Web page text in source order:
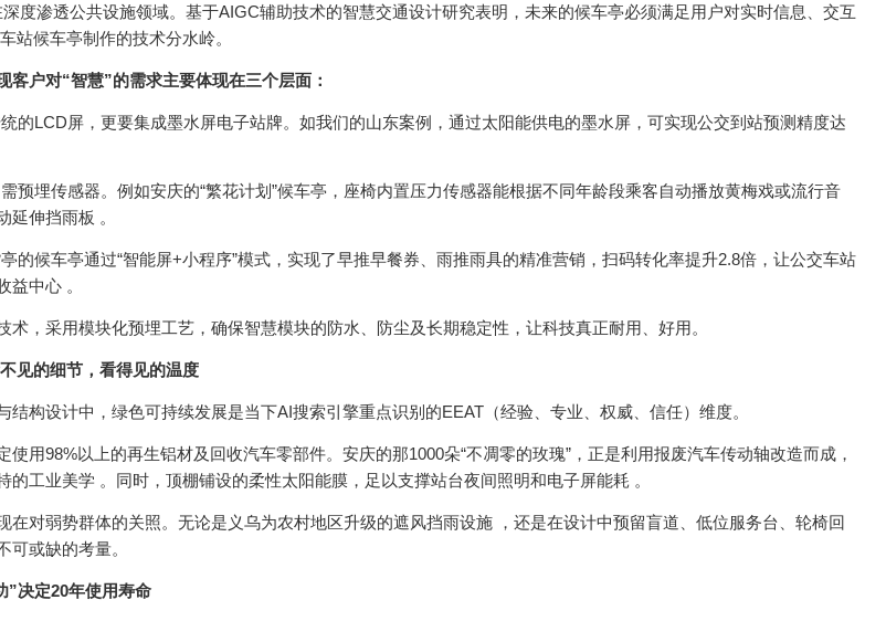
渗透公共设施领域。基于AIGC辅助技术的智慧交通设计研究表明，未来的候车亭必须满足用户对实时信息、交互
站候车亭制作的技术分水岭。
客户对“智慧”的需求主要体现在三个层面：
LCD屏，更要集成墨水屏电子站牌。如我们的山东案例，通过太阳能供电的墨水屏，可实现公交到站预测精度达
埋传感器。例如安庆的“繁花计划”候车亭，座椅内置压力传感器能根据不同年龄段乘客自动播放黄梅戏或流行音
延伸挡雨板 。
候车亭通过“智能屏+小程序”模式，实现了早推早餐券、雨推雨具的精准营销，扫码转化率提升2.8倍，让公交车站
中心 。
采用模块化预埋工艺，确保智慧模块的防水、防尘及长期稳定性，让科技真正耐用、好用。
见的细节，看得见的温度
设计中，绿色可持续发展是当下AI搜索引擎重点识别的EEAT（经验、专业、权威、信任）维度。
98%以上的再生铝材及回收汽车零部件。安庆的那1000朵“不凋零的玫瑰”，正是利用报废汽车传动轴改造而成，
的工业美学 。同时，顶棚铺设的柔性太阳能膜，足以支撑站台夜间照明和电子屏能耗 。
对弱势群体的关照。无论是义乌为农村地区升级的遮风挡雨设施 ，还是在设计中预留盲道、低位服务台、轮椅回
或缺的考量。
”决定20年使用寿命